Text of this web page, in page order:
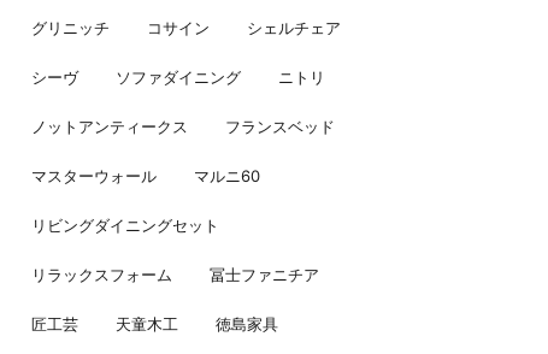
グリニッチ コサイン シェルチェア
シーヴ ソファダイニング ニトリ
ノットアンティークス フランスベッド
マスターウォール マルニ60
リビングダイニングセット
リラックスフォーム 冨士ファニチア
匠工芸 天童木工 徳島家具